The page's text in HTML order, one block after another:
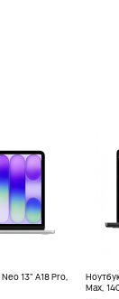
13" A18 Pro,
Max,